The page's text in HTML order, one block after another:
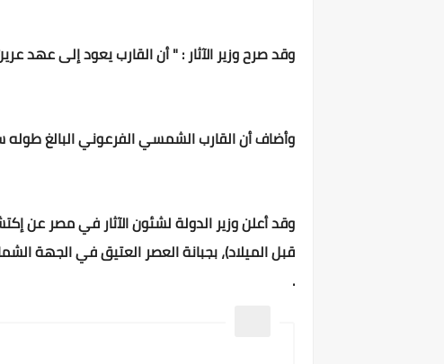
وقد صرح وزير الآثار : " أن القارب يعود إلى عهد
وأضاف أن القارب الشمسي الفرعوني البالغ طوله ستة أمتار وعرضه
قبل الميلاد)، بجبانة العصر العتيق في الجهة
.